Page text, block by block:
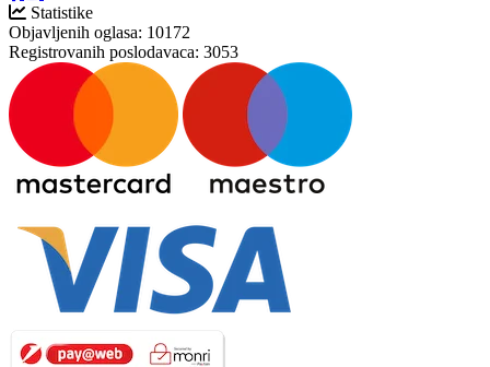
Statistike
Objavljenih oglasa: 10172
Registrovanih poslodavaca: 3053